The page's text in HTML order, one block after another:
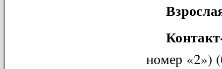
номер «2»)